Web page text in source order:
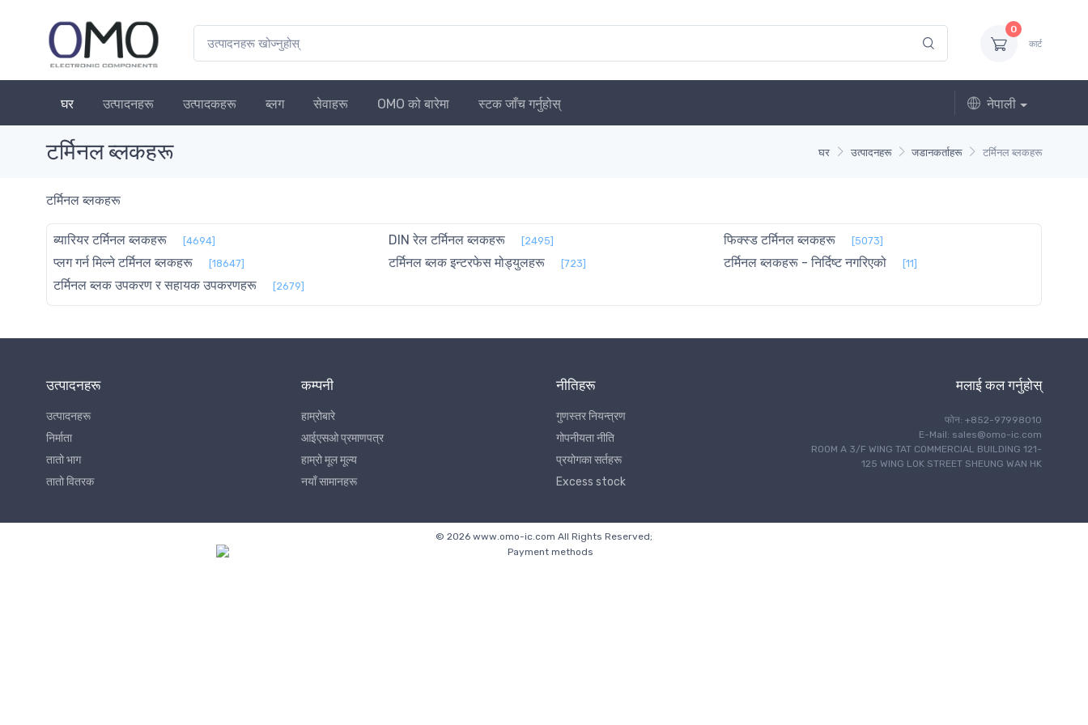
0
कार्ट
घर उत्पादनहरू उत्पादकहरू ब्लग सेवाहरू OMO को बारेमा स्टक जाँच गर्नुहोस् नेपाली
घर उत्पादनहरू जडानकर्ताहरू टर्मिनल ब्लकहरू
टर्मिनल ब्लकहरू
टर्मिनल ब्लकहरू
ब्यारियर टर्मिनल ब्लकहरू [4694] DIN रेल टर्मिनल ब्लकहरू [2495] फिक्स्ड टर्मिनल ब्लकहरू [5073]
प्लग गर्न मिल्ने टर्मिनल ब्लकहरू [18647] टर्मिनल ब्लक इन्टरफेस मोड्युलहरू [723] टर्मिनल ब्लकहरू - निर्दिष्ट नगरिएको [11]
टर्मिनल ब्लक उपकरण र सहायक उपकरणहरू [2679]
उत्पादनहरू
उत्पादनहरू
निर्माता
तातो भाग
तातो वितरक
कम्पनी
हाम्रोबारे
आईएसओ प्रमाणपत्र
हाम्रो मूल मूल्य
नयाँ सामानहरू
नीतिहरू
गुणस्तर नियन्त्रण
गोपनीयता नीति
प्रयोगका सर्तहरू
Excess stock
मलाई कल गर्नुहोस्
फोन: +852-97998010
E-Mail: sales@omo-ic.com
ROOM A 3/F WING TAT COMMERCIAL BUILDING 121-
125 WING LOK STREET SHEUNG WAN HK
© 2026 www.omo-ic.com All Rights Reserved;